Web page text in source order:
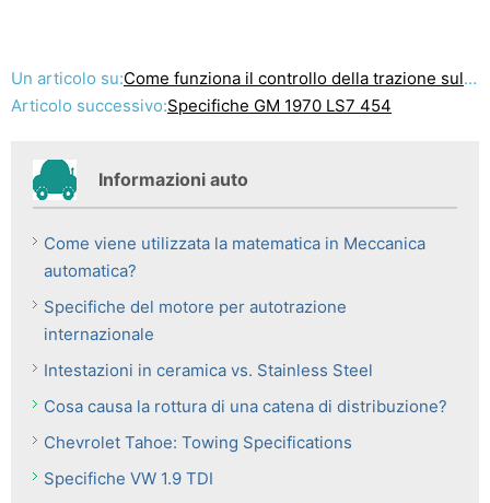
Un articolo su:Come funziona il controllo della trazione sulle auto GM?
Articolo successivo:Specifiche GM 1970 LS7 454
Informazioni auto
Come viene utilizzata la matematica in Meccanica
automatica?
Specifiche del motore per autotrazione
internazionale
Intestazioni in ceramica vs. Stainless Steel
Cosa causa la rottura di una catena di distribuzione?
Chevrolet Tahoe: Towing Specifications
Specifiche VW 1.9 TDI